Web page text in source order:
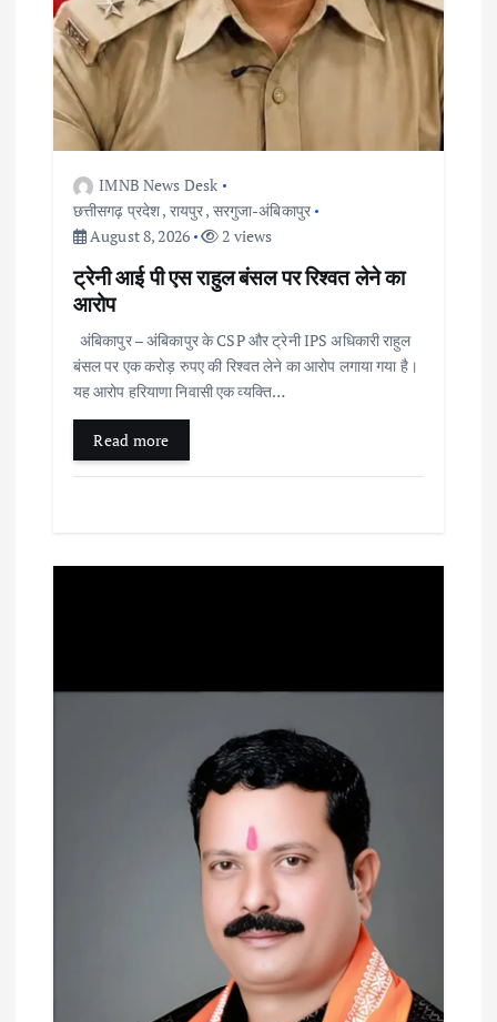
n
IMNB News Desk
छत्तीसगढ़ प्रदेश, रायपुर, सरगुजा-अंबिकापुर
August 8, 2026
2 views
ट्रेनी आई पी एस राहुल बंसल पर रिश्वत लेने का
आरोप
अंबिकापुर – अंबिकापुर के CSP और ट्रेनी IPS अधिकारी राहुल
बंसल पर एक करोड़ रुपए की रिश्वत लेने का आरोप लगाया गया है।
यह आरोप हरियाणा निवासी एक व्यक्ति…
Read more